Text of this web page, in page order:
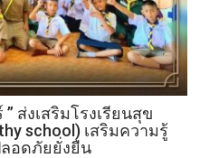
” ส่งเสริมโรงเรียนสุข
school) เสริมความรู้
อดภัยยั่งยืน